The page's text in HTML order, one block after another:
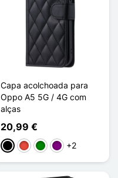
Capa acolchoada para
Oppo A5 5G / 4G com
alças
20,99 €
PretoVermelho
VerdePúrpura
+2